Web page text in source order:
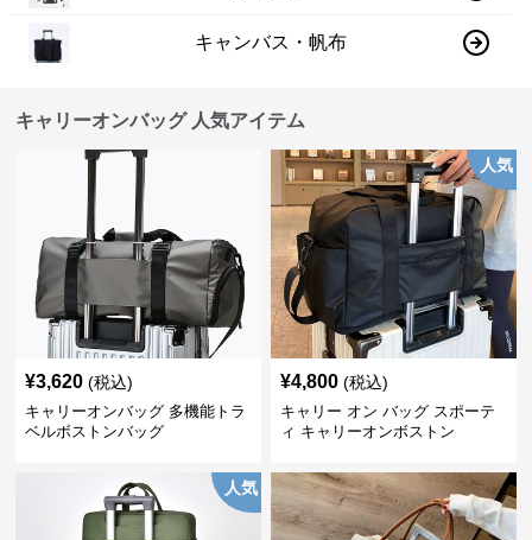
キャンバス・帆布
キャリーオンバッグ 人気アイテム
¥3,620 (税込)
キャリーオンバッグ 多機能トラ
ベルボストンバッグ
人気
¥4,800 (税込)
キャリー オン バッグ スポーテ
ィ キャリーオンボストン
人気